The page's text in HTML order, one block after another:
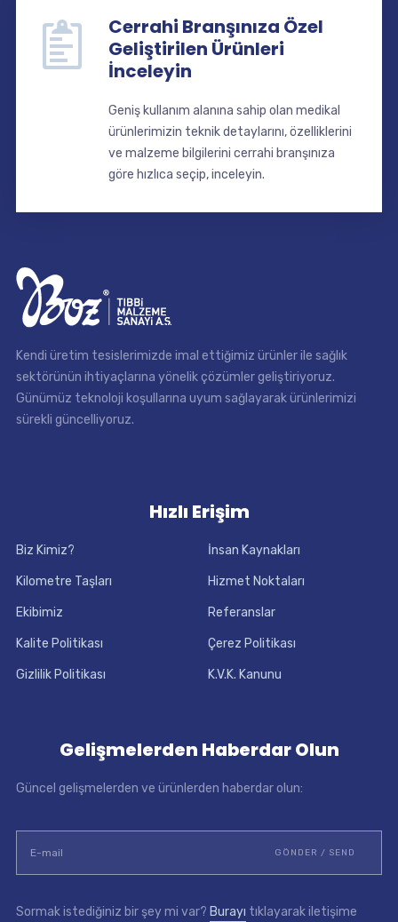
Cerrahi Branşınıza Özel
Geliştirilen Ürünleri
İnceleyin
Geniş kullanım alanına sahip olan medikal
ürünlerimizin teknik detaylarını, özelliklerini
ve malzeme bilgilerini cerrahi branşınıza
göre hızlıca seçip, inceleyin.
Kendi üretim tesislerimizde imal ettiğimiz ürünler ile sağlık
sektörünün ihtiyaçlarına yönelik çözümler geliştiriyoruz.
Günümüz teknoloji koşullarına uyum sağlayarak ürünlerimizi
sürekli güncelliyoruz.
Hızlı Erişim
Biz Kimiz? İnsan Kaynakları
Kilometre Taşları Hizmet Noktaları
Ekibimiz Referanslar
Kalite Politikası Çerez Politikası
Gizlilik Politikası K.V.K. Kanunu
Gelişmelerden Haberdar Olun
Güncel gelişmelerden ve ürünlerden haberdar olun:
Sormak istediğiniz bir şey mi var? Burayı tıklayarak iletişime